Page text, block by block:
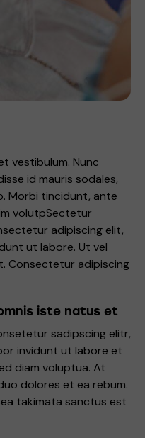
vestibulum. Nunc
id mauris sodales,
Morbi tincidunt, ante
volutpSectetur
adipiscing elit,
ut labore. Ut vel
Consectetur adipiscing
iste natus et
sadipscing elitr,
invidunt ut labore et
diam voluptua. At
dolores et ea rebum.
takimata sanctus est